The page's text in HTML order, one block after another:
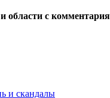
области с